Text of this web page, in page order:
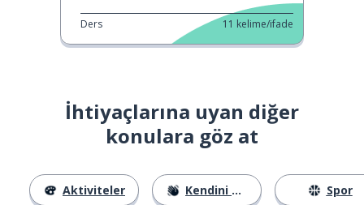
Ders 11 kelime/ifade
İhtiyaçlarına uyan diğer
konulara göz at
Aktiviteler Kendini Tanıtma Spor